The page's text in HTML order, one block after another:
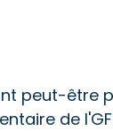
peut-être
de